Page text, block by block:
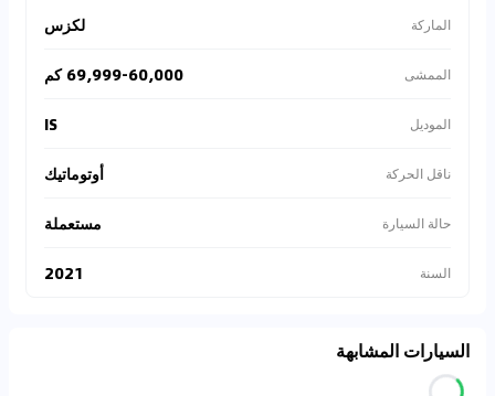
الماركة لكزس
الممشى 69,999-60,000 كم
الموديل IS
ناقل الحركة أوتوماتيك
حالة السيارة مستعملة
السنة 2021
السيارات المشابهة